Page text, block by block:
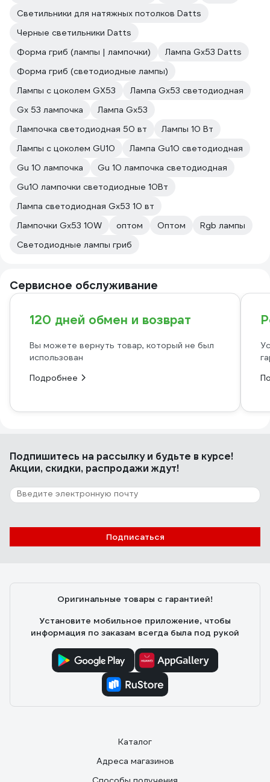
Светильники для натяжных потолков Datts
Черные светильники Datts
Форма гриб (лампы | лампочки)
Лампа Gx53 Datts
Форма гриб (светодиодные лампы)
Лампы с цоколем GX53
Лампа Gx53 светодиодная
Gx 53 лампочка
Лампа Gx53
Лампочка светодиодная 50 вт
Лампы 10 Вт
Лампы с цоколем GU10
Лампа Gu10 светодиодная
Gu 10 лампочка
Gu 10 лампочка светодиодная
Gu10 лампочки светодиодные 10Вт
Лампа светодиодная Gx53 10 вт
Лампочки Gx53 10W
оптом Оптом
Rgb лампы
Светодиодные лампы гриб
Сервисное обслуживание
120 дней обмен и возврат
Вы можете вернуть товар, который не был
использован
Подробнее
Подпишитесь на рассылкуи будьте в курсе!
Акции, скидки, распродажи ждут!
Подписаться
Оригинальные товары с гарантией!
Установите мобильное приложение, чтобы
информация по заказам всегда была под рукой
Каталог
Адреса магазинов